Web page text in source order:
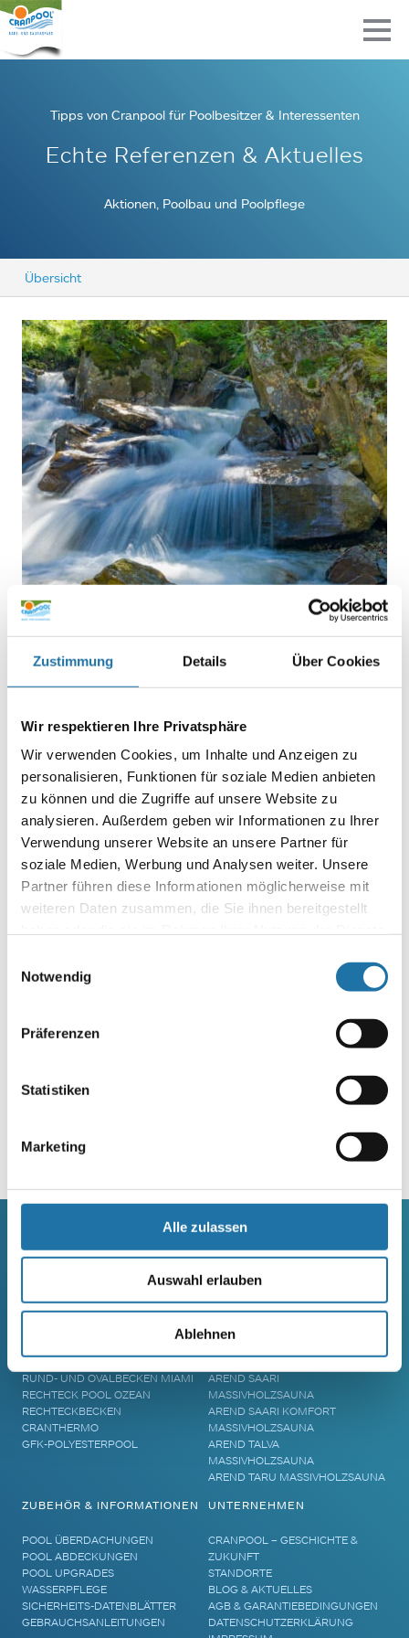
Zustimmung Details Über Cookies
Wir respektieren Ihre Privatsphäre
Wir verwenden Cookies, um Inhalte und Anzeigen zu
personalisieren, Funktionen für soziale Medien anbieten
zu können und die Zugriffe auf unsere Website zu
analysieren. Außerdem geben wir Informationen zu Ihrer
Verwendung unserer Website an unsere Partner für
soziale Medien, Werbung und Analysen weiter. Unsere
Partner führen diese Informationen möglicherweise mit
weiteren Daten zusammen, die Sie ihnen bereitgestellt
unsererDatenschutzerklärung
Notwendig
Präferenzen
Statistiken
Marketing
Alle zulassen
Auswahl erlauben
Ablehnen
Tipps von Cranpool für Poolbesitzer & Interessenten
Echte Referenzen & Aktuelles
Aktionen, Poolbau und Poolpflege
Übersicht
BLOGS,GARTEN, POOL UND FREIZEIT
Wasser nachhaltig nutzen
In den letzten Jahren haben Cranpool Kunden immer öfter
Fragen zum Thema wie Sie Wasser nachhaltig nutzen.
Autor:
Robert Sanglhuber
Letzte Artikel
SCHWIMMBECKEN
RUND- UND OVALBECKEN SUN
RUND- UND OVALBECKEN ROYAL
RUND- UND OVALBECKEN MIAMI
RECHTECK POOL OZEAN
RECHTECKBECKEN
CRANTHERMO
GFK-POLYESTERPOOL
SAUNA
ELEMENTSAUNA AREND MAATA
AREND MAATA KOMFORT
AREND EXCELLENT
AREND SAARI
MASSIVHOLZSAUNA
AREND SAARI KOMFORT
MASSIVHOLZSAUNA
AREND TALVA
MASSIVHOLZSAUNA
AREND TARU MASSIVHOLZSAUNA
ZUBEHÖR & INFORMATIONEN
POOL ÜBERDACHUNGEN
POOL ABDECKUNGEN
POOL UPGRADES
WASSERPFLEGE
SICHERHEITS-DATENBLÄTTER
GEBRAUCHSANLEITUNGEN
UNTERNEHMEN
CRANPOOL – GESCHICHTE &
ZUKUNFT
STANDORTE
BLOG & AKTUELLES
AGB & GARANTIEBEDINGUNGEN
DATENSCHUTZERKLÄRUNG